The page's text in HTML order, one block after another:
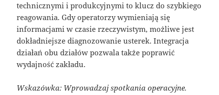
technicznymi i produkcyjnymi to klucz do szybkiego
reagowania. Gdy operatorzy wymieniają się
informacjami w czasie rzeczywistym, możliwe jest
dokładniejsze diagnozowanie usterek. Integracja
działań obu działów pozwala także poprawić
wydajność zakładu.
Wskazówka: Wprowadzaj spotkania operacyjne.